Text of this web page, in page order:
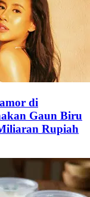
di
Gaun Biru
Rupiah